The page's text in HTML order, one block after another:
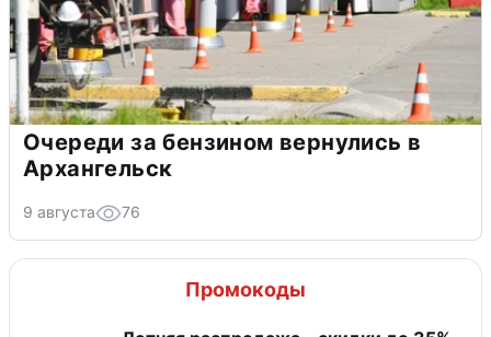
Очереди за бензином вернулись в
Архангельск
9 августа 76
Промокоды